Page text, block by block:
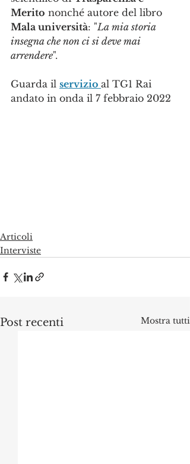
Merito nonché autore del libro
Mala università: "La mia storia
insegna che non ci si deve mai
arrendere".
Guarda il servizio al TG1 Rai
andato in onda il 7 febbraio 2022
Articoli
Interviste
Post recenti Mostra tutti